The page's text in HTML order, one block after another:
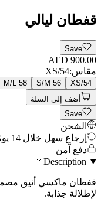
قفطان ليالي
Save
AED 900.00
مقاس:
54/XS
54/XS
56 S/M
58 M/L
أضف إلى السلة
Save
الشحن
إرجاع سهل خلال 14 يومًا
دفع آمن
Description
قفطان ماكسي أنيق مصمم
لإطلالة جذابة.